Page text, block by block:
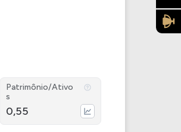
Patrimônio/Ativo
s
0,55